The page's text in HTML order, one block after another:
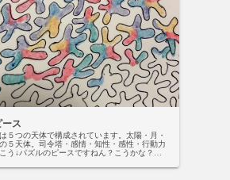
ース
５つの天体で構成されています。太陽・月・
５天体。司令塔・感情・知性・感性・行動力
う↓パズルのピースですねん？こうかな？人